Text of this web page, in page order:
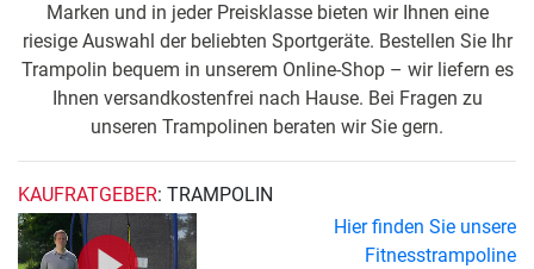
Marken und in jeder Preisklasse bieten wir Ihnen eine
riesige Auswahl der beliebten Sportgeräte. Bestellen Sie Ihr
Trampolin bequem in unserem Online-Shop – wir liefern es
Ihnen versandkostenfrei nach Hause. Bei Fragen zu
unseren Trampolinen beraten wir Sie gern.
KAUFRATGEBER: TRAMPOLIN
Hier finden Sie unsere
Fitnesstrampoline